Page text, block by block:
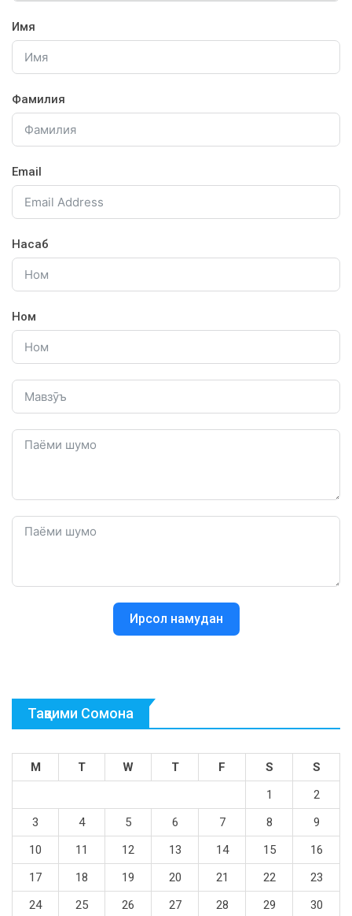
Имя
Фамилия
Email
Насаб
Ном
Ирсол намудан
Тақвими Сомона
M T W T F S
S
1
2
3
4 5 6 7 8
9
10
11 12 13 14 15
16
17
18 19 20 21 22
23
24
25 26 27 28 29
30